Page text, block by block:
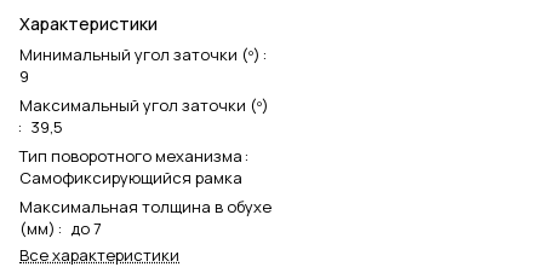
Характеристики
Минимальный угол заточки (º) :
9
Максимальный угол заточки (º)
: 39,5
Тип поворотного механизма :
Самофиксирующийся рамка
Максимальная толщина в обухе
(мм) : до 7
Все характеристики